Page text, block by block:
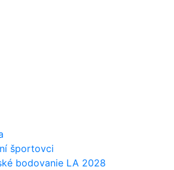
športovci
bodovanie LA 2028